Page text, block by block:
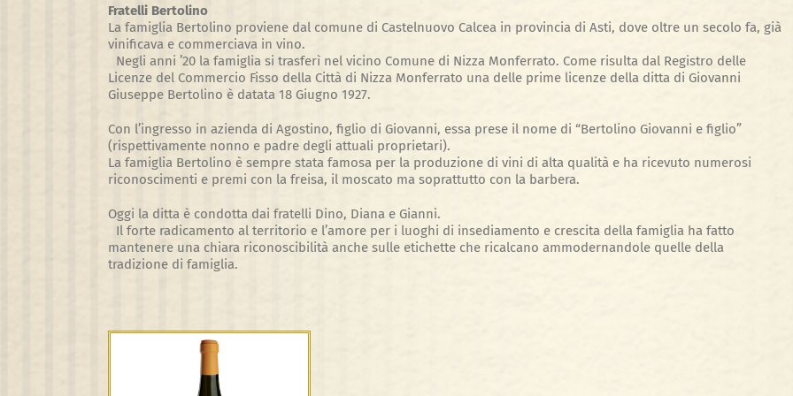
Fratelli Bertolino
La famiglia Bertolino proviene dal comune di Castelnuovo Calcea in provincia di Asti, dove oltre un secolo fa, già
vinificava e commerciava in vino.
Negli anni ’20 la famiglia si trasferì nel vicino Comune di Nizza Monferrato. Come risulta dal Registro delle
Licenze del Commercio Fisso della Città di Nizza Monferrato una delle prime licenze della ditta di Giovanni
Giuseppe Bertolino è datata 18 Giugno 1927.
Con l’ingresso in azienda di Agostino, figlio di Giovanni, essa prese il nome di “Bertolino Giovanni e figlio”
(rispettivamente nonno e padre degli attuali proprietari).
La famiglia Bertolino è sempre stata famosa per la produzione di vini di alta qualità e ha ricevuto numerosi
riconoscimenti e premi con la freisa, il moscato ma soprattutto con la barbera.
Oggi la ditta è condotta dai fratelli Dino, Diana e Gianni.
Il forte radicamento al territorio e l’amore per i luoghi di insediamento e crescita della famiglia ha fatto
mantenere una chiara riconoscibilità anche sulle etichette che ricalcano ammodernandole quelle della
tradizione di famiglia.